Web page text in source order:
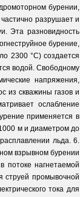
бурении,
разрушает и
Эта разновидность
бурение,
2300 °С) создается
водой. Свободному
напряжения,
из скважины газов и
ослабление
применяется в
м и диаметром до
льда. 6.
взрывном бурении
потоке нагнетаемой
струей промывочной
тока для